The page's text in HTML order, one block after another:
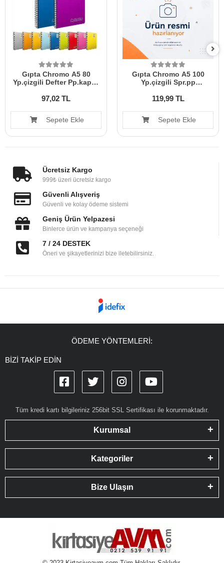
Gıpta Chromo A5 80
Yp.çizgili Defter Pp.kapak
97,02 TL
Sepete Ekle
Gıpta Chromo A5 100
Yp.çizgili Spr.pp
119,99 TL
Sepete Ekle
Ücretsiz Kargo
999₺ üzeri ücretsiz kargo
Güvenli Alışveriş
Güvenli ve kolay ödeme sistemi
Geniş Ürün Yelpazesi
Binlerce ürün ve kampanya seçeneği
7 / 24 DESTEK
Öneri ve şikayetlerinizi bize iletebilirsiniz.
ÖDEME YÖNTEMLERİ:
BİZİ TAKİP EDİN
Tüm kredi kartı bilgileriniz 256bit SSL Sertifikası ile korunmaktadır.
Kurumsal
Kategoriler
Bize Ulaşın